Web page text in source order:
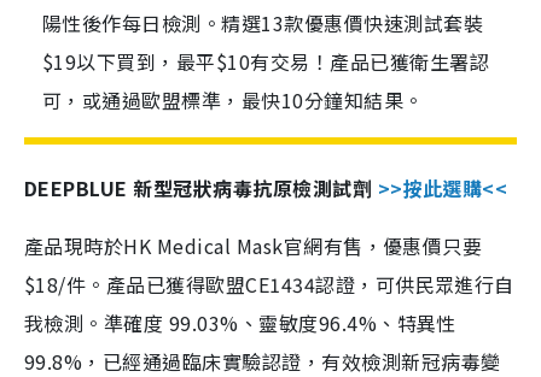
陽性後作每日檢測。精選13款優惠價快速測試套裝
$19以下買到，最平$10有交易！產品已獲衛生署認
可，或通過歐盟標準，最快10分鐘知結果。
DEEPBLUE 新型冠狀病毒抗原檢測試劑 >>按此選購<<
產品現時於HK Medical Mask官網有售，優惠價只要
$18/件。產品已獲得歐盟CE1434認證，可供民眾進行自
我檢測。準確度 99.03%、靈敏度96.4%、特異性
99.8%，已經通過臨床實驗認證，有效檢測新冠病毒變